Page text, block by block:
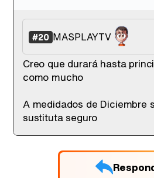
#20 MASPLAYTV
Creo que durará hasta
como mucho
A medidados de Diciembre
sustituta seguro